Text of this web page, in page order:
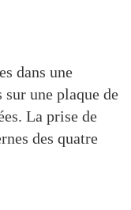
dans une
sur une plaque de
La prise de
des quatre